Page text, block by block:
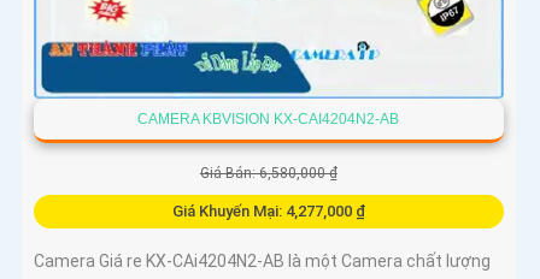
CAMERA KBVISION KX-CAI4204N2-AB
Giá Bán: 6,580,000 ₫
Giá Khuyến Mại: 4,277,000 ₫
Camera Giá re KX-CAi4204N2-AB là một Camera chất lượng